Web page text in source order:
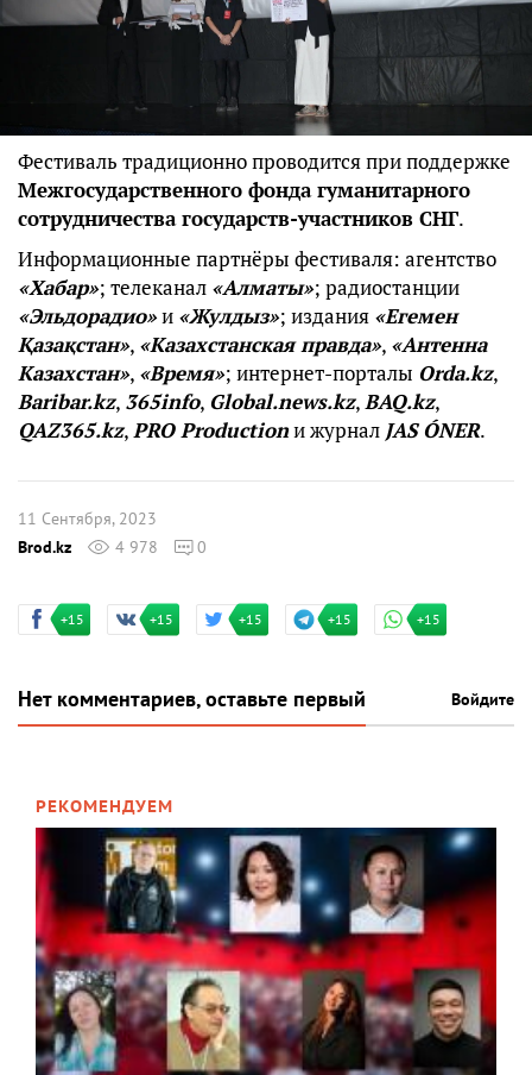
Фестиваль традиционно проводится при поддержке
Межгосударственного фонда гуманитарного
сотрудничества государств-участников СНГ.
Информационные партнёры фестиваля: агентство
«Хабар»; телеканал «Алматы»; радиостанции
«Эльдорадио»и «Жулдыз»; издания «Егемен
Қазақстан», «Казахстанская правда», «Антенна
Казахстан», «Время»; интернет-порталы Orda.kz,
Baribar.kz, 365info, Global.news.kz,BAQ.kz,
QAZ365.kz,PRO Productionи журнал JAS ÓNER.
11 Сентября, 2023
Brod.kz
4 978 0
+15 +15 +15 +15 +15
Нет комментариев, оставьте первый Войдите
РЕКОМЕНДУЕМ